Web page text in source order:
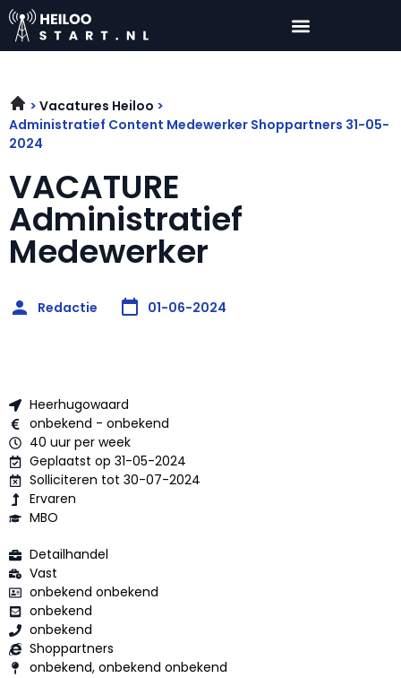
Vacatures Heiloo
Administratief Content Medewerker Shoppartners 31-05-
2024
VACATURE
Administratief
Medewerker
Redactie 01-06-2024
Heerhugowaard
onbekend - onbekend
40 uur per week
Geplaatst op 31-05-2024
Solliciteren tot 30-07-2024
Ervaren
MBO
Detailhandel
Vast
onbekend onbekend
onbekend
onbekend
Shoppartners
onbekend, onbekend onbekend